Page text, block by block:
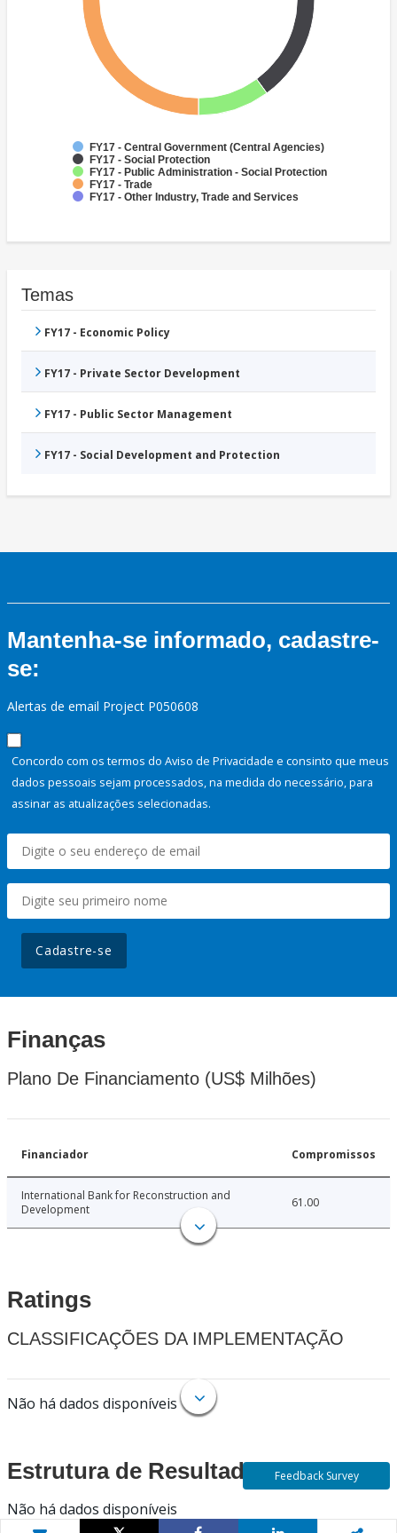
FY17 - Central Government (Central Agencies)
FY17 - Social Protection
FY17 - Public Administration - Social Protection
FY17 - Trade
FY17 - Other Industry, Trade and Services
Temas
FY17 - Economic Policy
FY17 - Private Sector Development
FY17 - Public Sector Management
FY17 - Social Development and Protection
Mantenha-se informado, cadastre-
se:
Alertas de email Project P050608
Concordo com os termos do Aviso de Privacidade e consinto que meus
dados pessoais sejam processados, na medida do necessário, para
assinar as atualizações selecionadas.
Cadastre-se
Finanças
Plano De Financiamento (US$ Milhões)
Financiador Compromissos
International Bank for Reconstruction and
Development
61.00
Ratings
CLASSIFICAÇÕES DA IMPLEMENTAÇÃO
Não há dados disponíveis
Estrutura de Resultados
Não há dados disponíveis
Feedback Survey